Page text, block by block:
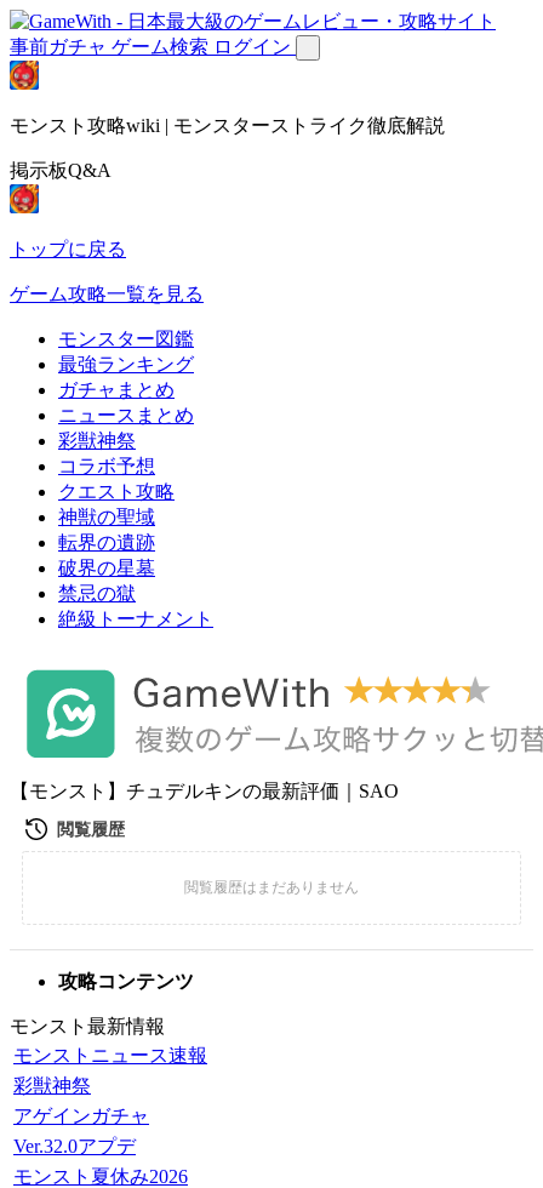
事前ガチャ ゲーム検索 ログイン
モンスト攻略wiki | モンスターストライク徹底解説
掲示板Q&A
トップに戻る
ゲーム攻略一覧を見る
モンスター図鑑
最強ランキング
ガチャまとめ
ニュースまとめ
彩獣神祭
コラボ予想
クエスト攻略
神獣の聖域
転界の遺跡
破界の星墓
禁忌の獄
絶級トーナメント
【モンスト】チュデルキンの最新評価｜SAO
攻略コンテンツ
モンスト最新情報
モンストニュース速報
彩獣神祭
アゲインガチャ
Ver.32.0アプデ
モンスト夏休み2026